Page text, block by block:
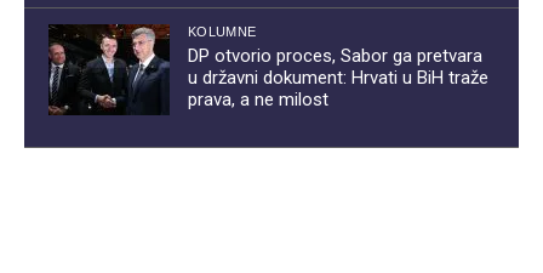
KOLUMNE
DP otvorio proces, Sabor ga pretvara
u državni dokument: Hrvati u BiH traže
prava, a ne milost